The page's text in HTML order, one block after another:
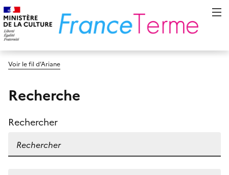
Voir le fil d’Ariane
Recherche
Rechercher